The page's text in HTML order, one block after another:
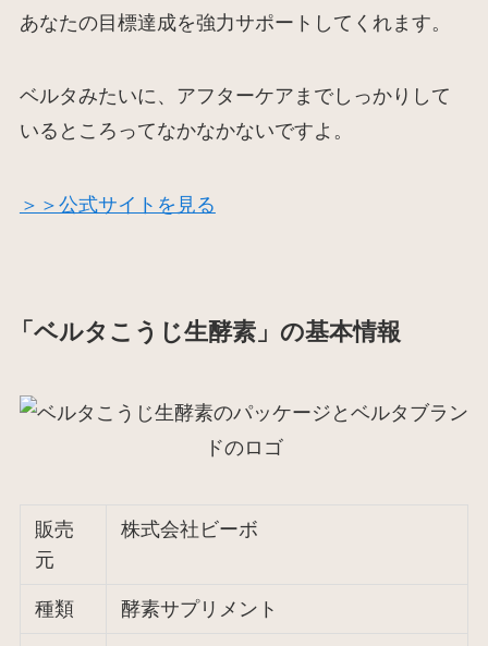
あなたの目標達成を強力サポートしてくれます。
ベルタみたいに、アフターケアまでしっかりして
いるところってなかなかないですよ。
＞＞公式サイトを見る
「ベルタこうじ生酵素」の基本情報
販売
元
株式会社ビーボ
種類 酵素サプリメント